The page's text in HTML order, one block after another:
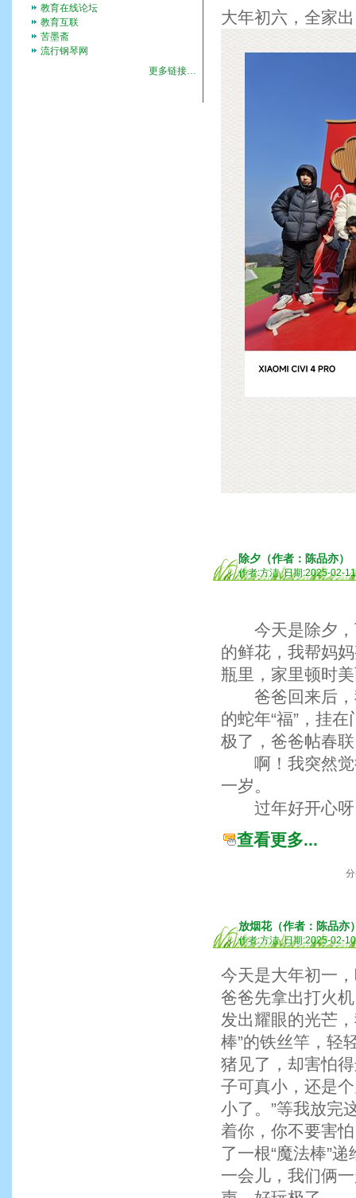
大年初六，全家
除夕（作者：陈品亦）
作者:方洁 日期:2025-02-11
今天是除夕，
的鲜花，我帮妈
瓶里，家里顿时
爸爸回来后，
的蛇年“福”，挂
极了，爸爸帖春
啊！我突然觉
一岁。
过年好开心呀
查看更多...
放烟花（作者：陈品亦
作者:方洁 日期:2025-02-10
今天是大年初一
爸爸先拿出打火
发出耀眼的光芒
棒”的铁丝竿，轻
猪见了，却害怕
子可真小，还是
小了。”等我放完
着你，你不要害
了一根“魔法棒”
一会儿，我们俩
教育在线论坛
教育互联
苦墨斋
流行钢琴网
更多链接…